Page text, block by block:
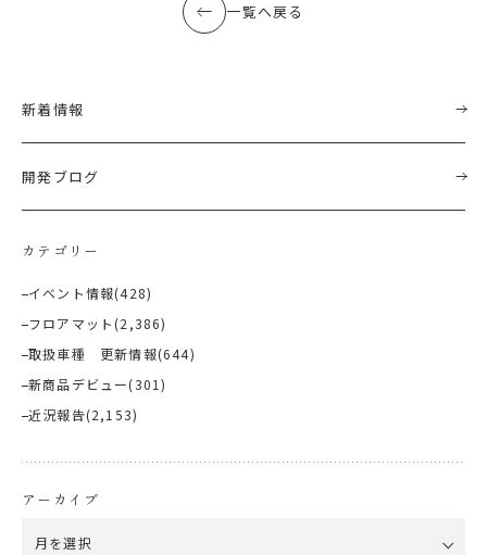
一覧へ戻る
新着情報
開発ブログ
カテゴリー
イベント情報(428)
フロアマット (2,386)
取扱車種 更新情報(644)
新商品デビュー(301)
近況報告(2,153)
アーカイブ